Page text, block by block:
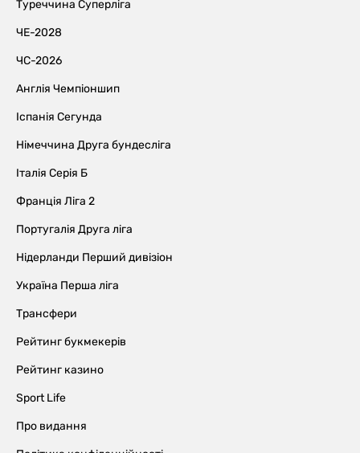
Туреччина Суперліга
ЧЕ-2028
ЧС-2026
Англія Чемпіоншип
Іспанія Сегунда
Німеччина Друга бундесліга
Італія Серія Б
Франція Ліга 2
Португалія Друга ліга
Нідерланди Перший дивізіон
Україна Перша ліга
Трансфери
Рейтинг букмекерів
Рейтинг казино
Sport Life
Про видання